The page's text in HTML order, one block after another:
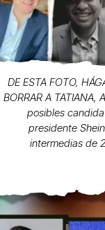
DE ESTA FOTO,
BORRAR A TATIANA,
posibles
presidente
intermedias de